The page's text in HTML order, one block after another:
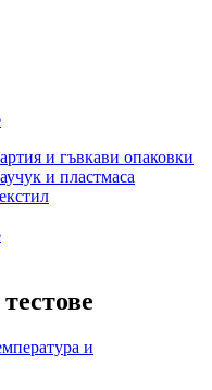
и гъвкави опаковки
и пластмаса